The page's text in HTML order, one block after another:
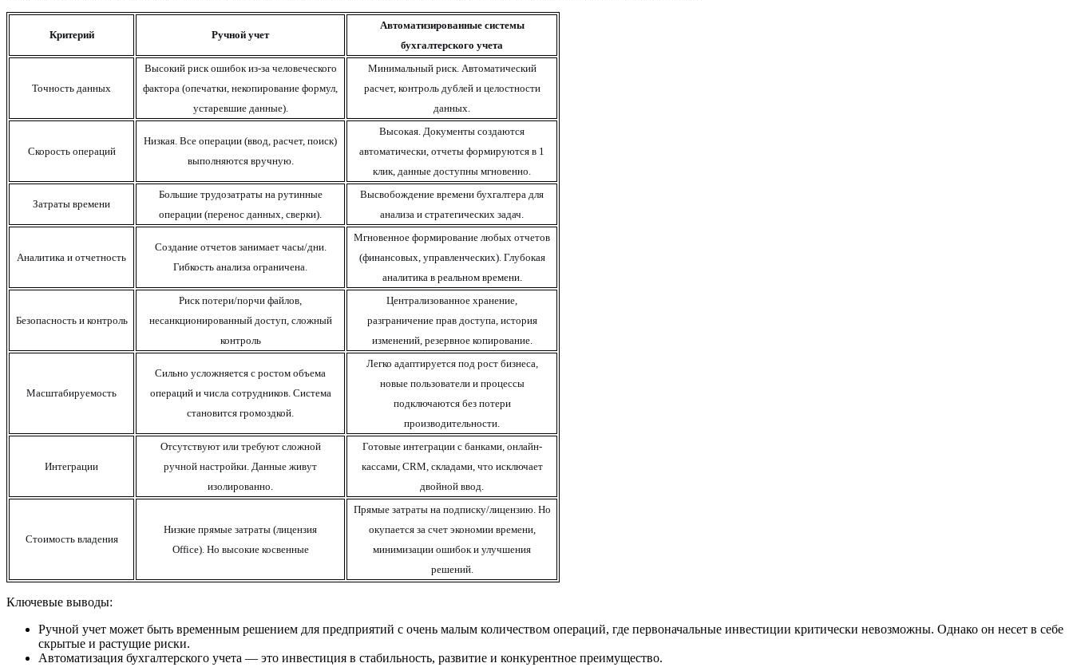
Критерий Ручной учет
Автоматизированные системы
бухгалтерского учета
Точность данных
Высокий риск ошибок из-за человеческого
фактора (опечатки, некопирование формул,
устаревшие данные).
Минимальный риск. Автоматический
расчет, контроль дублей и целостности
данных.
Скорость операций
Низкая. Все операции (ввод, расчет, поиск)
выполняются вручную.
Высокая. Документы создаются
автоматически, отчеты формируются в 1
клик, данные доступны мгновенно.
Затраты времени
Большие трудозатраты на рутинные
операции (перенос данных, сверки).
Высвобождение времени бухгалтера для
анализа и стратегических задач.
Аналитика и отчетность
Создание отчетов занимает часы/дни.
Гибкость анализа ограничена.
Мгновенное формирование любых отчетов
(финансовых, управленческих). Глубокая
аналитика в реальном времени.
Безопасность и контроль
Риск потери/порчи файлов,
несанкционированный доступ, сложный
контроль
Централизованное хранение,
разграничение прав доступа, история
изменений, резервное копирование.
Масштабируемость
Сильно усложняется с ростом объема
операций и числа сотрудников. Система
становится громоздкой.
Легко адаптируется под рост бизнеса,
новые пользователи и процессы
подключаются без потери
производительности.
Интеграции
Отсутствуют или требуют сложной
ручной настройки. Данные живут
изолированно.
Готовые интеграции с банками, онлайн-
кассами, CRM, складами, что исключает
двойной ввод.
Стоимость владения
Низкие прямые затраты (лицензия
Office). Но высокие косвенные
Прямые затраты на подписку/лицензию. Но
окупается за счетэкономии времени,
минимизации ошибок и улучшения
решений.
Ключевые выводы:
Ручной учет может быть временным решением для предприятий с очень малым количеством операций, где первоначальные инвестиции критически невозможны. Однако он несет в себе
скрытые и растущие риски.
Автоматизация бухгалтерского учета — это инвестиция в стабильность, развитие и конкурентное преимущество.